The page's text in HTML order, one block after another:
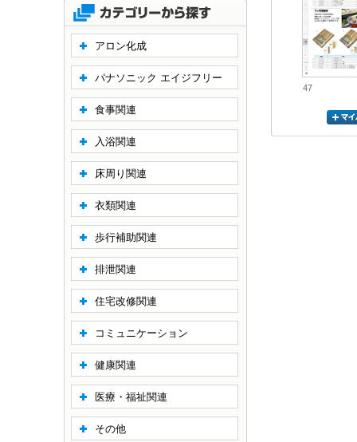
47
アロン化成
パナソニック エイジフリー
食事関連
入浴関連
床周り関連
衣類関連
歩行補助関連
排泄関連
住宅改修関連
コミュニケーション
健康関連
医療・福祉関連
その他